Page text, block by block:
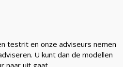
testrit en onze adviseurs nemen
U kunt dan de modellen
naar uit gaat.